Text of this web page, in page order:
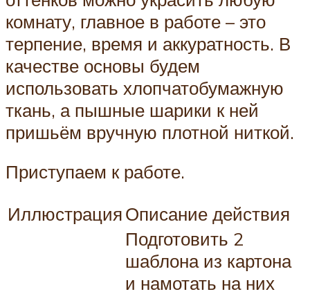
комнату, главное в работе – это
терпение, время и аккуратность. В
качестве основы будем
использовать хлопчатобумажную
ткань, а пышные шарики к ней
пришьём вручную плотной ниткой.
Приступаем к работе.
ИллюстрацияОписание действия
Подготовить 2
шаблона из картона
и намотать на них